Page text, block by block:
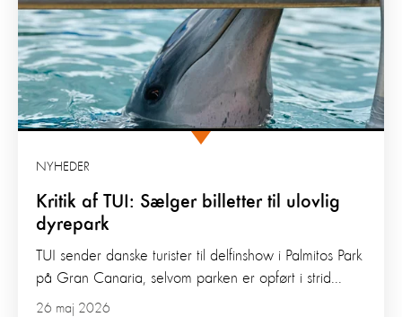
Kritik af TUI: Sælger billetter til ulovlig
dyrepark
NYHEDER
26 maj 2026
TUI sender danske turister til delfinshow i Palmitos Park
på Gran Canaria, selvom parken er opført i strid...